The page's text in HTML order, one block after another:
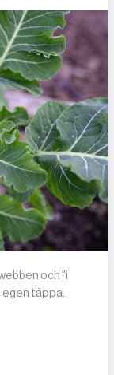
och "i
egen täppa.